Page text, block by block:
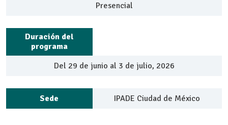
Presencial
Duración del
programa
Del 29 de junio al 3 de julio, 2026
Sede IPADE Ciudad de México